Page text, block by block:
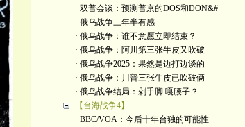
· 双普会谈：预测普京的DOS和DON&#
· 俄乌战争三年半有感
· 俄乌战争：谁不意愿立即结束？
· 俄乌战争：阿川第三张牛皮又吹破
· 俄乌战争2025：果然是边打边谈的
· 俄乌战争：川普三张牛皮已吹破俩
· 俄乌战争结局：剁手脚 嘎腰子？
【台海战争4】
· BBC/VOA：今后十年台独的可能性